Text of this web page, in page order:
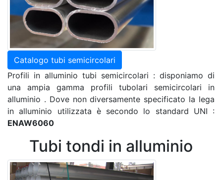
Catalogo tubi semicircolari
Profili in alluminio tubi semicircolari : disponiamo di
una ampia gamma profili tubolari semicircolari in
alluminio . Dove non diversamente specificato la lega
in alluminio utilizzata è secondo lo standard UNI :
ENAW6060
Tubi tondi in alluminio